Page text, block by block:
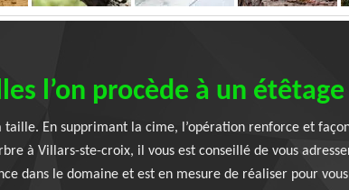
l’on procède à un étêtage
taille. En supprimant la cime, l’opération renforce et
à Villars-ste-croix, il vous est conseillé de vous
dans le domaine et est en mesure de réaliser pour